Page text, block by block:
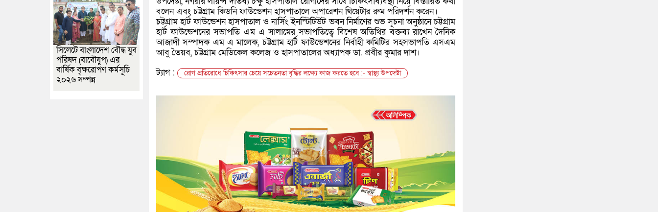
বলেন এবং চট্টগ্রাম কিডনি ফাউন্ডেশন হাসপাতালে অপারেশন থিয়েটার রুম পরিদর্শন করেন।
চট্টগ্রাম হার্ট ফাউন্ডেশন হাসপাতাল ও নার্সিং ইনস্টিটিউট ভবন নির্মাণের শুভ সূচনা অনুষ্ঠানে চট্টগ্রাম
হার্ট ফাউন্ডেশনের সভাপতি এম এ সালামের সভাপতিত্বে বিশেষ অতিথির বক্তব্য রাখেন দৈনিক
আজাদী সম্পাদক এম এ মালেক, চট্টগ্রাম হার্ট ফাউন্ডেশনের নির্বাহী কমিটির সহসভাপতি এসএম
আবু তৈয়ব, চট্টগ্রাম মেডিকেল কলেজ ও হাসপাতালের অধ্যাপক ডা. প্রবীর কুমার দাশ।
ট্যাগ :
রোগ প্রতিরোধে চিকিৎসার চেয়ে সচেতনতা বৃদ্ধির লক্ষ্যে কাজ করতে হবে :- স্বাস্থ্য উপদেষ্টা
সিলেটে বাংলাদেশ বৌদ্ধ যুব
পরিষদ (বাবৌযুপ) এর
বার্ষিক বৃক্ষরোপণ কর্মসূচি
২০২৬ সম্পন্ন